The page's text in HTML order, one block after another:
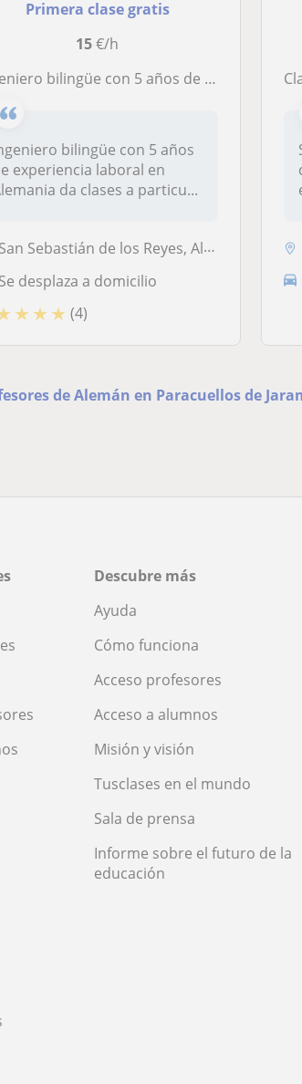
Primera clase gratis
15€/h
bilingüe con 5 años de experiencia en Alemania
bilingüe con 5 años
experiencia laboral en
da clases a particu...
San Sebastián de los Reyes, Alcobendas, Algete, Cobeña, Alcalá de Hena...
Se desplaza a domicilio
★ ★ ★ (4)
de Alemán en Paracuellos de
Descubre más
Ayuda
Cómo funciona
Acceso profesores
Acceso a alumnos
Misión y visión
Tusclases en el mundo
Sala de prensa
Informe sobre el futuro de la
educación